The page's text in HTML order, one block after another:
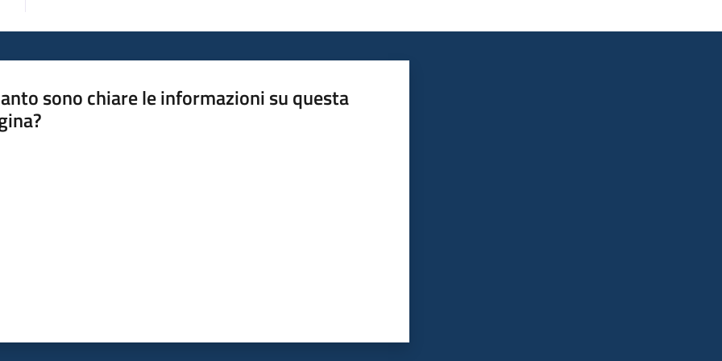
sono chiare le informazioni su questa